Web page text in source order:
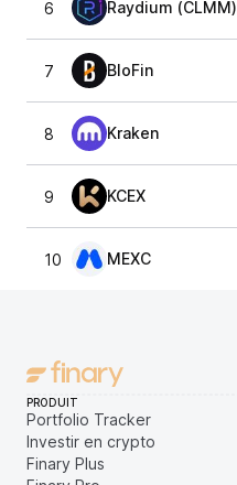
6 Raydium (CLMM)
7 BloFin
8 Kraken
9 KCEX
10 MEXC
PRODUIT
Portfolio Tracker
Investir en crypto
Finary Plus